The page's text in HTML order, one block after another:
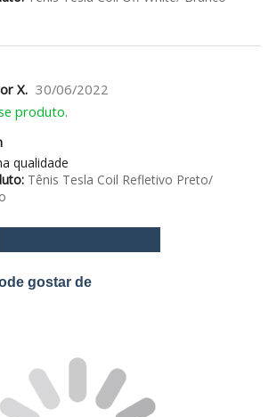
X. 30/06/2022
produto.
qualidade
Tênis Tesla Coil Refletivo Preto/
gostar de